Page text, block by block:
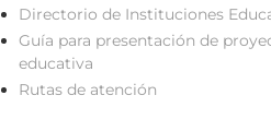
Directorio de Instituciones
Guía para presentación de
educativa
Rutas de atención